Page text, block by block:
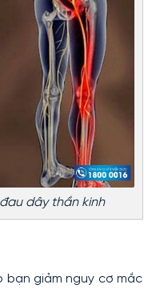
dây thần kinh
bạn giảm nguy cơ mắc